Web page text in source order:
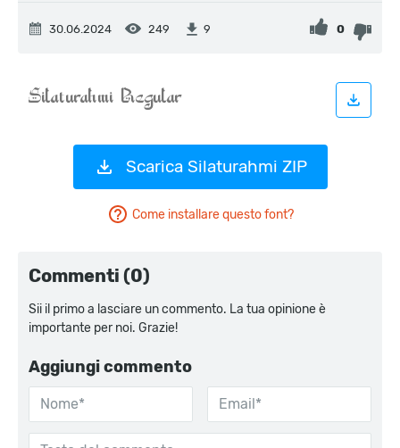
30.06.2024 249 9 0
Scarica Silaturahmi ZIP
Come installare questo font?
Commenti (0)
Sii il primo a lasciare un commento. La tua opinione è
importante per noi. Grazie!
Aggiungi commento